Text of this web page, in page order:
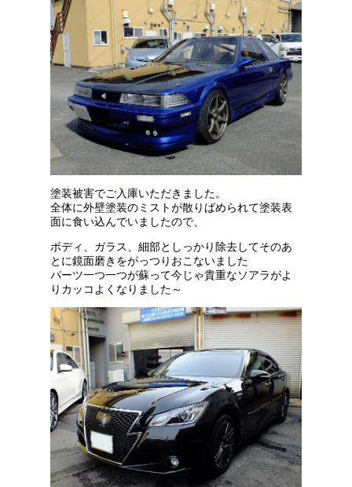
塗装被害でご入庫いただきました。
全体に外壁塗装のミストが散りばめられて塗装表
面に食い込んでいましたので、
ボディ、ガラス、細部としっかり 除去してそのあ
とに鏡面磨きをがっつりおこないました
パーツ一つ一つが蘇って今じゃ貴重なソアラがよ
りカッコよく なりました～